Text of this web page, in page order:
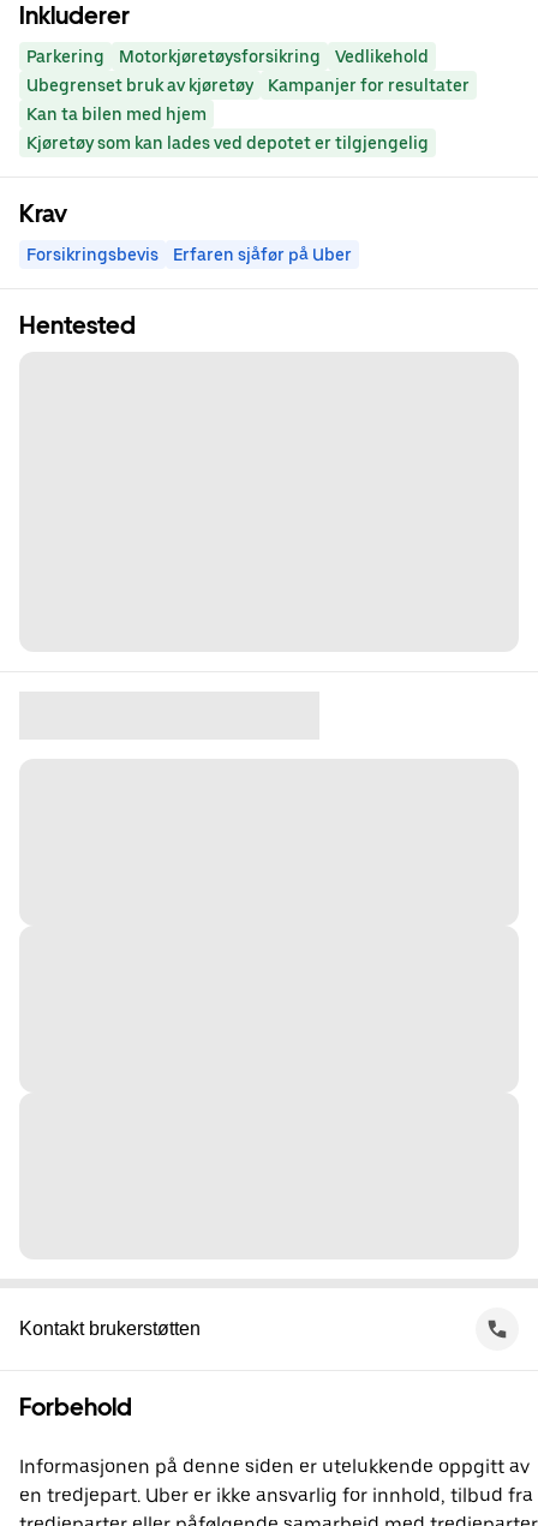
Inkluderer
Parkering Motorkjøretøysforsikring
Vedlikehold
Ubegrenset bruk av kjøretøy
Kampanjer for resultater
Kan ta bilen med hjem
Kjøretøy som kan lades ved depotet er tilgjengelig
Krav
Forsikringsbevis Erfaren sjåfør på Uber
Hentested
Kontakt brukerstøtten
Forbehold
Informasjonen på denne siden er utelukkende oppgitt av
en tredjepart. Uber er ikke ansvarlig for innhold, tilbud fra